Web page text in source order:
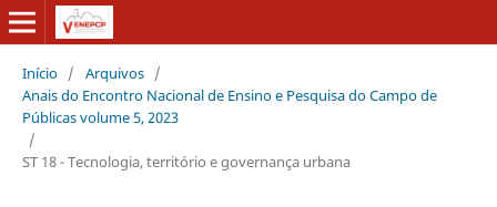
Início / Arquivos /
Anais do Encontro Nacional de Ensino e Pesquisa do Campo de
Públicas volume 5, 2023
/
ST 18 - Tecnologia, território e governança urbana